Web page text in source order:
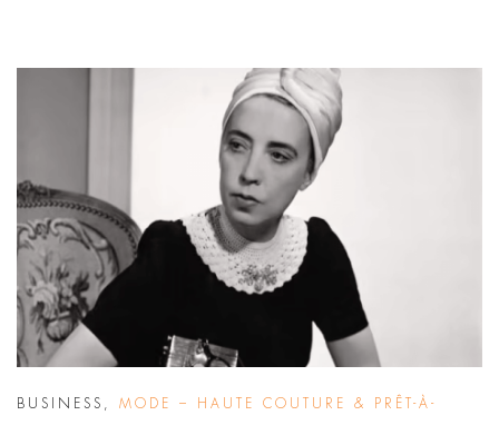
BUSINESS MODE – HAUTE COUTURE & PRÊT-À-